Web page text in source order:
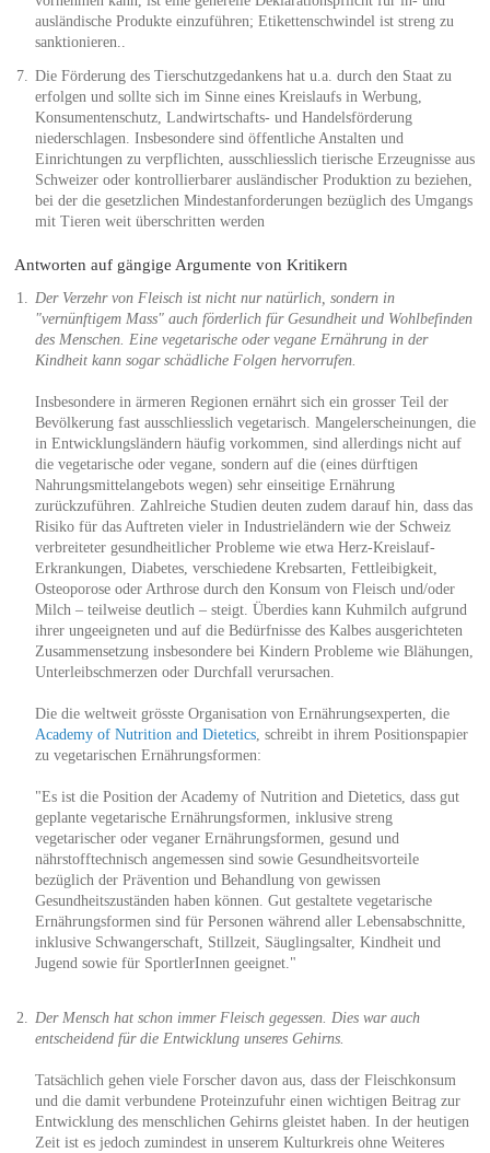
ausländische Produkte einzuführen; Etikettenschwindel ist streng zu
sanktionieren..
Die Förderung des Tierschutzgedankens hat u.a. durch den Staat zu
erfolgen und sollte sich im Sinne eines Kreislaufs in Werbung,
Konsumentenschutz, Landwirtschafts- und Handelsförderung
niederschlagen. Insbesondere sind öffentliche Anstalten und
Einrichtungen zu verpflichten, ausschliesslich tierische Erzeugnisse aus
Schweizer oder kontrollierbarer ausländischer Produktion zu beziehen,
bei der die gesetzlichen Mindestanforderungen bezüglich des Umgangs
mit Tieren weit überschritten werden
Antworten auf gängige Argumente von Kritikern
Der Verzehr von Fleisch ist nicht nur natürlich, sondern in
"vernünftigem Mass" auch förderlich für Gesundheit und Wohlbefinden
des Menschen. Eine vegetarische oder vegane Ernährung in der
Kindheit kann sogar schädliche Folgen hervorrufen.
Insbesondere in ärmeren Regionen ernährt sich ein grosser Teil der
Bevölkerung fast ausschliesslich vegetarisch. Mangelerscheinungen, die
in Entwicklungsländern häufig vorkommen, sind allerdings nicht auf
die vegetarische oder vegane, sondern auf die (eines dürftigen
Nahrungsmittelangebots wegen) sehr einseitige Ernährung
zurückzuführen. Zahlreiche Studien deuten zudem darauf hin, dass das
Risiko für das Auftreten vieler in Industrieländern wie der Schweiz
verbreiteter gesundheitlicher Probleme wie etwa Herz-Kreislauf-
Erkrankungen, Diabetes, verschiedene Krebsarten, Fettleibigkeit,
Osteoporose oder Arthrose durch den Konsum von Fleisch und/oder
Milch – teilweise deutlich – steigt. Überdies kann Kuhmilch aufgrund
ihrer ungeeigneten und auf die Bedürfnisse des Kalbes ausgerichteten
Zusammensetzung insbesondere bei Kindern Probleme wie Blähungen,
Unterleibschmerzen oder Durchfall verursachen.
Die die weltweit grösste Organisation von Ernährungsexperten, die
Academy of Nutrition and Dietetics, schreibt in ihrem Positionspapier
zu vegetarischen Ernährungsformen:
"Es ist die Position der Academy of Nutrition and Dietetics, dass gut
geplante vegetarische Ernährungsformen, inklusive streng
vegetarischer oder veganer Ernährungsformen, gesund und
nährstofftechnisch angemessen sind sowie Gesundheitsvorteile
bezüglich der Prävention und Behandlung von gewissen
Gesundheitszuständen haben können. Gut gestaltete vegetarische
Ernährungsformen sind für Personen während aller Lebensabschnitte,
inklusive Schwangerschaft, Stillzeit, Säuglingsalter, Kindheit und
Jugend sowie für SportlerInnen geeignet."
Der Mensch hat schon immer Fleisch gegessen. Dies war auch
entscheidend für die Entwicklung unseres Gehirns.
Tatsächlich gehen viele Forscher davon aus, dass der Fleischkonsum
und die damit verbundene Proteinzufuhr einen wichtigen Beitrag zur
Entwicklung des menschlichen Gehirns gleistet haben. In der heutigen
Zeit ist es jedoch zumindest in unserem Kulturkreis ohne Weiteres